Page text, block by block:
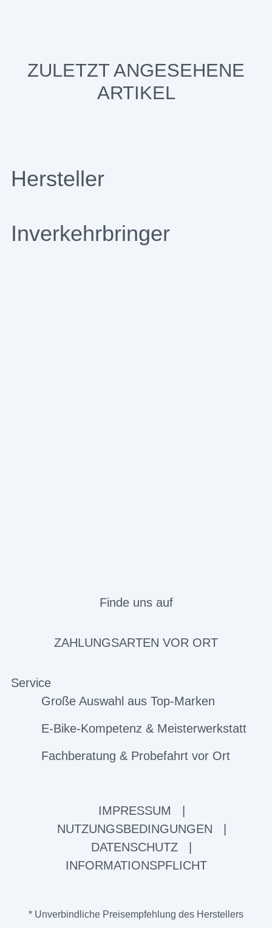
ZULETZT ANGESEHENE
ARTIKEL
Hersteller
Inverkehrbringer
Finde uns auf
ZAHLUNGSARTEN VOR ORT
Service
Große Auswahl aus Top-Marken
E-Bike-Kompetenz & Meisterwerkstatt
Fachberatung & Probefahrt vor Ort
IMPRESSUM
NUTZUNGSBEDINGUNGEN
DATENSCHUTZ
INFORMATIONSPFLICHT
* Unverbindliche Preisempfehlung des Herstellers